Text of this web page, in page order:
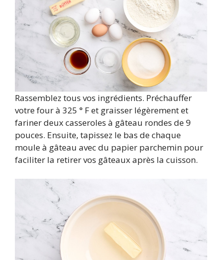
Rassemblez tous vos ingrédients. Préchauffer
votre four à 325 ° F et graisser légèrement et
fariner deux casseroles à gâteau rondes de 9
pouces. Ensuite, tapissez le bas de chaque
moule à gâteau avec du papier parchemin pour
faciliter la retirer vos gâteaux après la cuisson.